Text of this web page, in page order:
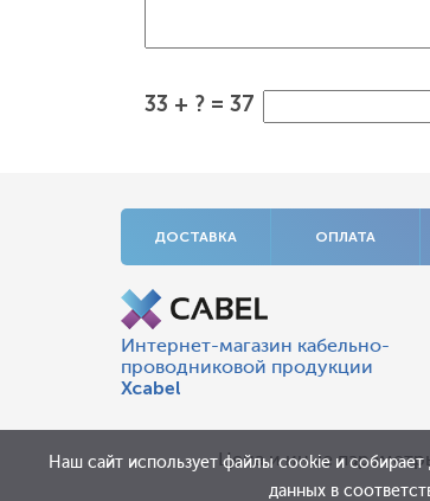
33 + ? = 37
ДОСТАВКА ОПЛАТА
Интернет-магазин кабельно-
проводниковой продукции
Xcabel
Цена и иные
Наш сайт использует файлы cookie и
данных в